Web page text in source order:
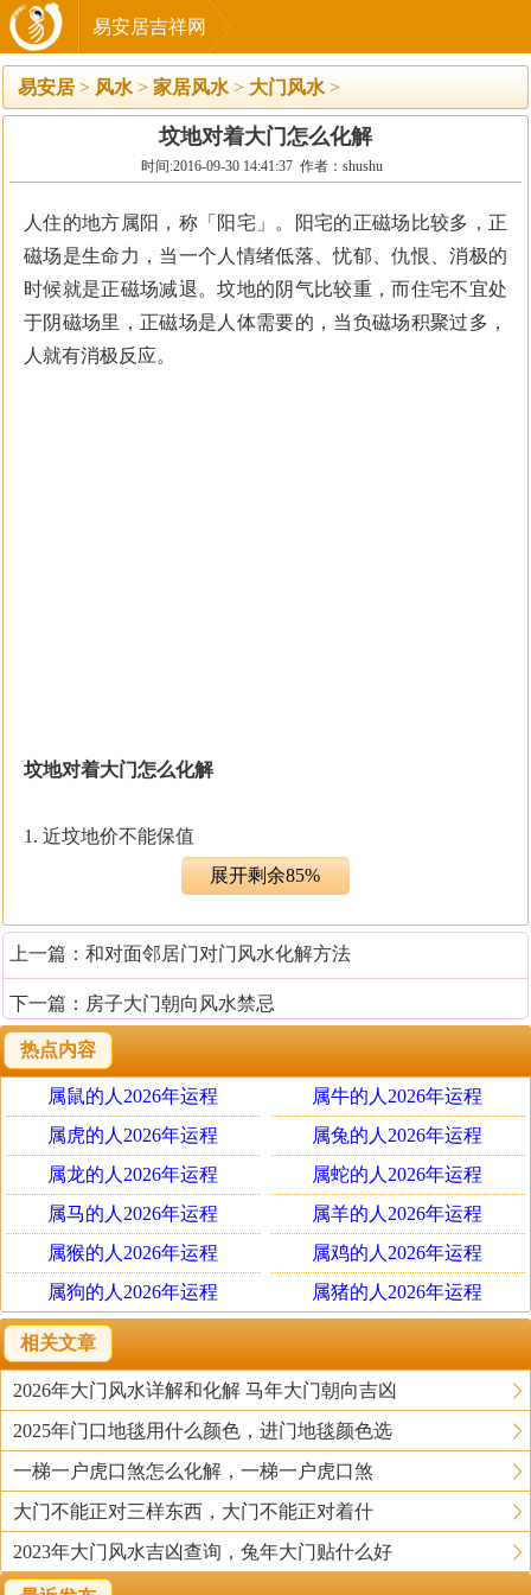
易安居吉祥网
易安居 > 风水 > 家居风水 > 大门风水 >
坟地对着大门怎么化解
时间:2016-09-30 14:41:37 作者：shushu
人住的地方属阳，称「阳宅」。阳宅的正磁场比较多，正
磁场是生命力，当一个人情绪低落、忧郁、仇恨、消极的
时候就是正磁场减退。坟地的阴气比较重，而住宅不宜处
于阴磁场里，正磁场是人体需要的，当负磁场积聚过多，
人就有消极反应。
坟地对着大门怎么化解
1. 近坟地价不能保值
中国人的思想是老少同屋，五代同堂。如果年青人为了照
离市区，这对老人家出入不便，加上心理因素，所以问津
的人不多，青年人很少选择老宅居住。所以，买楼的时候
也要考虑楼价能不能保值。
2. 畏惧死亡
回答这个问题前，我想告诉大家有些人的童年就是住在乱
葬岗附近，比如新加坡的孩子很少畏惧死亡，因为孩子们
明白墓地是静心场所。生老病死是人生阶段，年青人很少
害怕死亡，而年龄过了六十岁，随着周边的朋友相继离
去，我们对于死亡的意识会浓厚起来，打开大窗，窗外的
十字型、长方型石碑容易令人出现消极心理，对患病的老
年人很是不利，加上担心自己离去而造成过度牵挂儿孙都
会让老年人长时间处于紧张、焦虑的状态中。
坟地是死了的人之住宅，今时今日我国的文化都是忌谈死
亡，我们难以在父母面前说三道四，把窗外坟地说是他们
未来之家，而老人家每当泄气的时候也会把自己的生命拿
起来做话题，例如「明年我就住对面！」住在坟墓邻近对
老人家的负面心理影响比较大，这是可以理解的。
展开剩余85%
上一篇： 和对面邻居门对门风水化解方法
下一篇： 房子大门朝向风水禁忌
热点内容
属鼠的人2026年运程
属牛的人2026年运程
属虎的人2026年运程
属兔的人2026年运程
属龙的人2026年运程
属蛇的人2026年运程
属马的人2026年运程
属羊的人2026年运程
属猴的人2026年运程
属鸡的人2026年运程
属狗的人2026年运程
属猪的人2026年运程
相关文章
2026年大门风水详解和化解 马年大门朝向吉凶
2025年门口地毯用什么颜色，进门地毯颜色选
一梯一户虎口煞怎么化解，一梯一户虎口煞
大门不能正对三样东西，大门不能正对着什
2023年大门风水吉凶查询，兔年大门贴什么好